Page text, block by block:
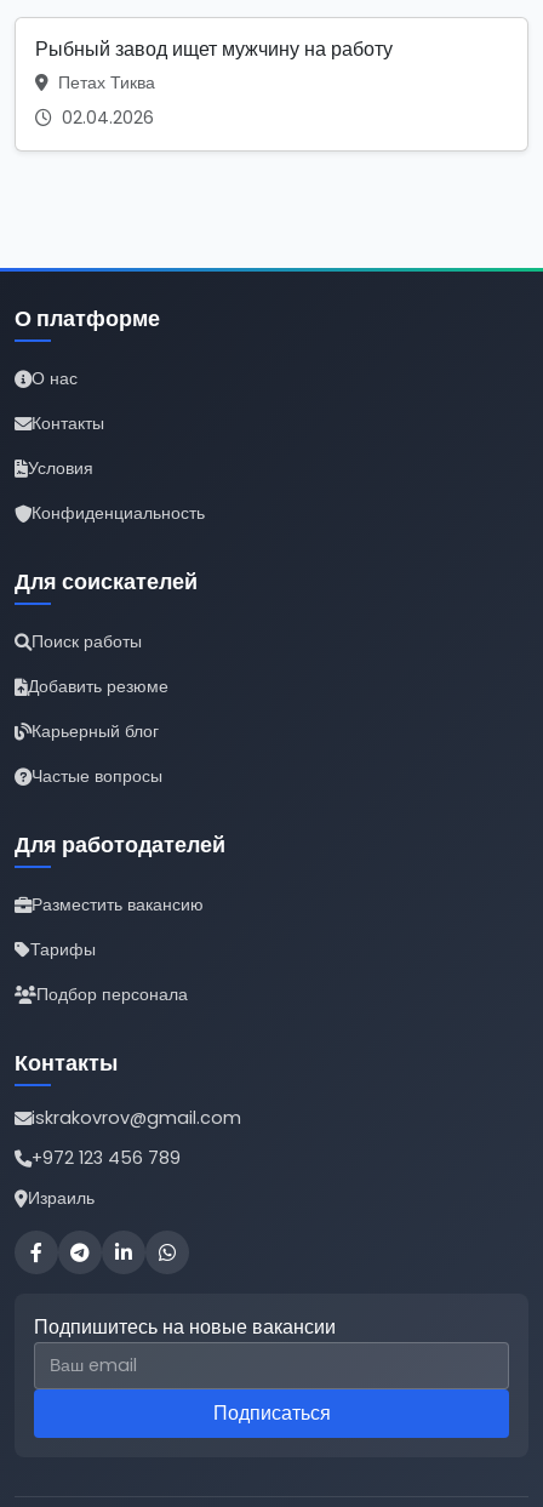
Рыбный завод ищет мужчину на работу
Петах Тиква
02.04.2026
О платформе
О нас
Контакты
Условия
Конфиденциальность
Для соискателей
Поиск работы
Добавить резюме
Карьерный блог
Частые вопросы
Для работодателей
Разместить вакансию
Тарифы
Подбор персонала
Контакты
iskrakovrov@gmail.com
+972 123 456 789
Израиль
Подпишитесь на новые вакансии
Email для подписки
Подписаться